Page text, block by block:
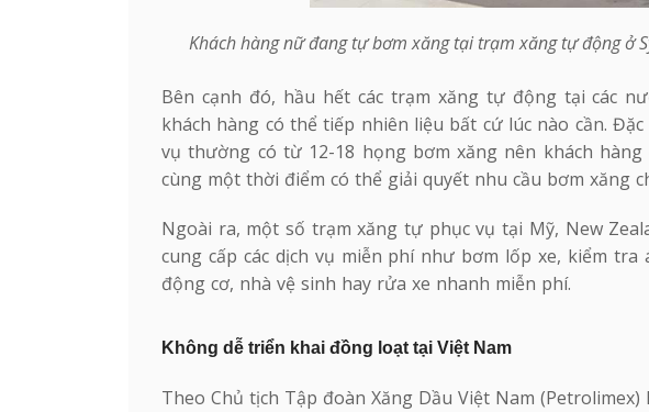
Khách hàng nữ đang tự bơm xăng tại trạm xăng tự động ở
Bên cạnh đó, hầu hết các trạm xăng tự động tại các
khách hàng có thể tiếp nhiên liệu bất cứ lúc nào cần.
vụ thường có từ 12-18 họng bơm xăng nên khách
cùng một thời điểm có thể giải quyết nhu cầu bơm xăng
Ngoài ra, một số trạm xăng tự phục vụ tại Mỹ, New
cung cấp các dịch vụ miễn phí như bơm lốp xe, kiểm
động cơ, nhà vệ sinh hay rửa xe nhanh miễn phí.
Không dễ triển khai đồng loạt tại Việt Nam
Theo Chủ tịch Tập đoàn Xăng Dầu Việt Nam